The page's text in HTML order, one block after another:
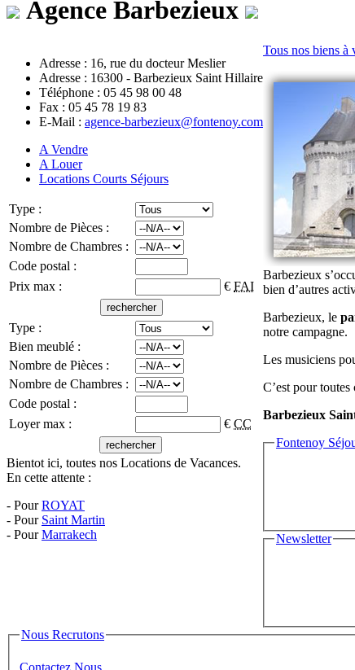
Agence Barbezieux
Adresse : 16, rue du docteur Meslier
Adresse : 16300 - Barbezieux Saint Hillaire
Téléphone : 05 45 98 00 48
Fax : 05 45 78 19 83
E-Mail : agence-barbezieux@fontenoy.com
A Vendre
A Louer
Locations Courts Séjours
Type :
Nombre de Pièces :
Nombre de Chambres :
Code postal :
Prix max :
€ FAI
Type :
Bien meublé :
Nombre de Pièces :
Nombre de Chambres :
Code postal :
Loyer max :
€ CC
Bientot ici, toutes nos Locations de Vacances.
En cette attente :
- PourROYAT
- Pour Saint Martin
- PourMarrakech
Tous nos biens à
Barbezieux
bien d’autres
Barbezieux, le
notre campagne.
Les musiciens
C’est pour
Barbezieux
Fontenoy
Newsletter
Nous Recrutons
Contactez Nous